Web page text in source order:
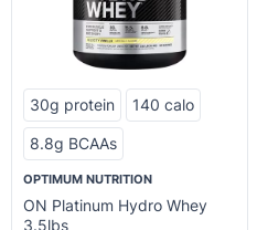
30g protein 140 calo
8.8g BCAAs
OPTIMUM NUTRITION
ON Platinum Hydro Whey
3.5lbs